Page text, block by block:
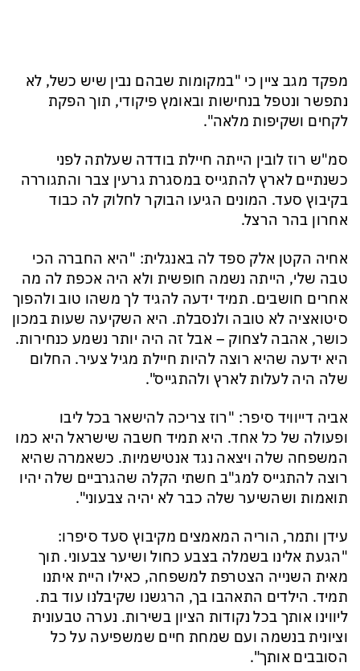
מפקד מגב ציין כי "במקומות שבהם נבין שיש כשל, לא
נתפשר ונטפל בנחישות ובאומץ פיקודי, תוך הפקת
לקחים ושקיפות מלאה".
סמ"ש רוז לובין הייתה חיילת בודדה שעלתה לפני
כשנתיים לארץ להתגייס במסגרת גרעין צבר והתגוררה
בקיבוץ סעד. המונים הגיעו הבוקר לחלוק לה כבוד
אחרון בהר הרצל.
אחיה הקטן אלק ספד לה באנגלית: "היא החברה הכי
טבה שלי, הייתה נשמה חופשית ולא היה אכפת לה מה
אחרים חושבים. תמיד ידעה להגיד לך משהו טוב ולהפוך
סיטואציה לא טובה ולנסבלת. היא השקיעה שעות במכון
כושר, אהבה לצחוק – אבל זה היה יותר נשמע כנחירות.
היא ידעה שהיא רוצה להיות חיילת מגיל צעיר. החלום
שלה היה לעלות לארץ ולהתגייס".
אביה דייוויד סיפר: "רוז צריכה להישאר בכל ליבו
ופעולה של כל אחד. היא תמיד חשבה שישראל היא כמו
המשפחה שלה ויצאה נגד אנטישמיות. כשאמרה שהיא
רוצה להתגייס למג"ב חשתי הקלה שהגרביים שלה יהיו
תואמות ושהשיער שלה כבר לא יהיה צבעוני".
עידן ותמר, הוריה המאמצים מקיבוץ סעד סיפרו:
"הגעת אלינו בשמלה בצבע כחול ושיער צבעוני. תוך
מאית השנייה הצטרפת למשפחה, כאילו היית איתנו
תמיד. הילדים התאהבו בך, הרגשנו שקיבלנו עוד בת.
ליווינו אותך בכל נקודות הציון בשירות. נערה טבעונית
וציונית בנשמה ועם שמחת חיים שמשפיעה על כל
הסובבים אותך".